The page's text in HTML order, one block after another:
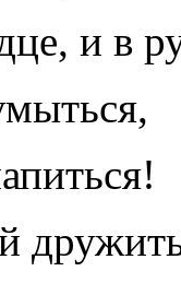
и в